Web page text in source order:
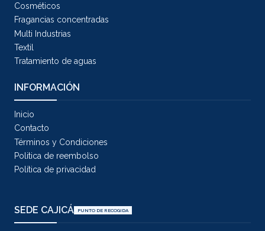
Cosméticos
Fragancias concentradas
Multi Industrias
Textil
Tratamiento de aguas
INFORMACIÓN
Inicio
Contacto
Términos y Condiciones
Politica de reembolso
Política de privacidad
SEDE CAJICÁ PUNTO DE RECOGIDA